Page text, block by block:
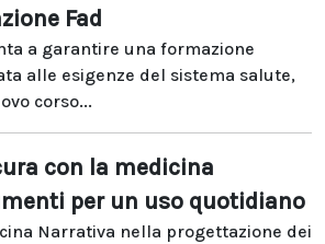
Fad
a garantire una formazione
alle esigenze del sistema salute,
corso...
con la medicina
per un uso quotidiano
Narrativa nella progettazione dei